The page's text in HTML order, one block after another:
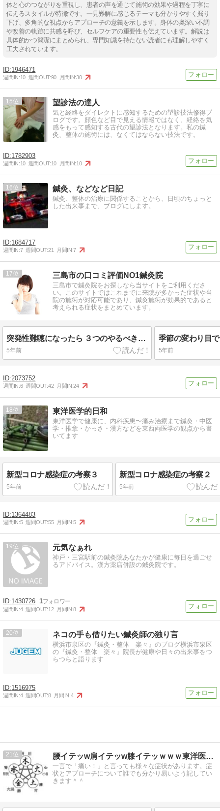
体と心のつながりを重視し、患者の声を通じて施術の効果や過程を丁寧に
伝えるスタイルが特徴です。一見難解に感じるテーマも分かりやすく掘り
下げ、多角的な視点からアプローチの意義を示します。身体の奥深い不調
や改善の軌跡に共感を呼び、セルフケアの重要性も伝えています。解説は
具体的かつ簡潔にまとめられ、専門知識を持たない読者にも理解しやすく
工夫されています。
1946471
週間IN:10 週間OUT:90 月間IN:30
15 望診法の達人
気と経絡をダイレクトに感知するための望診技法修得ブ
ログです。顔色など目で見える情報ではなく、経絡を気
感をもって感知する古代の望診法となります。私の鍼
灸、整体の施術には、なくてはならない技法です。
1782903
週間IN:10 週間OUT:10 月間IN:10
16 鍼灸、などなど日記
鍼灸、整体の治療に関係することから、日頃のちょっと
した出来事まで、ブログにします。
1684717
週間IN:7 週間OUT:21 月間IN:7
17 三島市の口コミ評価NO1鍼灸院
三島市で鍼灸院をお探しなら当サイトをご利用くださ
い。このサイトではこれまでに来院が多かった症状や当
院の施術が対応可能であり、鍼灸施術が効果的であると
考えられる症状をまとめています。
突発性難聴になったら ３つのやるべきことと注意するべきこと
5年前 5年前
2073752
週間IN:6 週間OUT:42 月間IN:24
18 東洋医学的日和
東洋医学で健康に、内科疾患〜痛み治療まで鍼灸・中医
学・推拿・かっさ・漢方などを東西両医学の観点から書
いてます
新型コロナ感染症の考察３
5年前
新型コロナ感染症の考察２
5年前
1364483
週間IN:5 週間OUT:55 月間IN:5
19 元気なぁれ
神戸・三宮駅前の鍼灸院あなたかが健康に毎日を過ごせ
るアドバイス。漢方薬店併設の鍼灸院です。
1430726 1
週間IN:4 週間OUT:12 月間IN:8
20 ネコの手も借りたい鍼灸師の独り言
横浜市泉区の『鍼灸・整体 楽々』のブログ横浜市泉区
の『鍼灸・整体 楽々』院長が健康や日々の出来事をつ
らつらと語ります
1516975
週間IN:4 週間OUT:8 月間IN:4
21 腰イテッw肩イテッw膝イテッｗｗｗ東洋医学理学療法おたくｗｗ
一言で「痛い！」と言っても様々な症状があります。症
状とアプローチについて誰でも分かり易いよう記してい
きます＾＾